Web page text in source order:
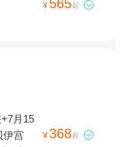
¥ 565起 
月15
伊宫
¥368起 